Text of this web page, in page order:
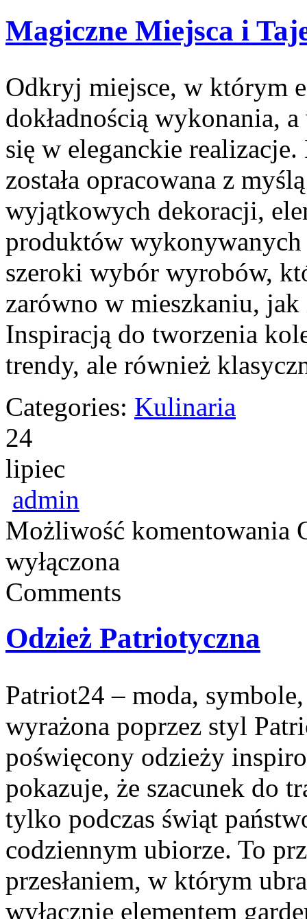
Magiczne Miejsca i
Odkryj miejsce, w którym
dokładnością wykonania,
się w eleganckie
została opracowana z
wyjątkowych dekoracji,
produktów wykonywanych
szeroki wybór wyrobów,
zarówno w mieszkaniu,
Inspiracją do tworzenia
trendy, ale również
Categories: Kulinaria
24
lipiec
admin
Możliwość komentowania
wyłączona
Comments
Odzież Patriotyczna
Patriot24 – moda,
wyrażona poprzez styl
poświęcony odzieży
pokazuje, że szacunek do
tylko podczas świąt
codziennym ubiorze. To
przesłaniem, w którym
wyłącznie elementem